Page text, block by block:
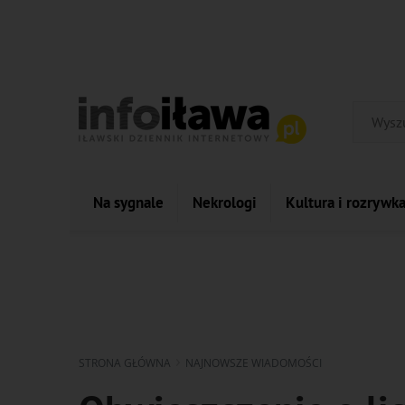
Na sygnale Nekrologi Kultura i rozrywka
STRONA GŁÓWNA NAJNOWSZE WIADOMOŚCI